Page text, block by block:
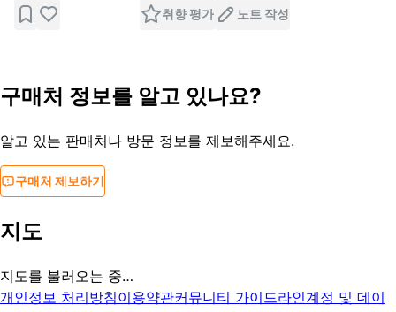
취향 평가 노트 작성
구매처 정보를 알고 있나요?
알고 있는 판매처나 방문 정보를 제보해주세요.
구매처 제보하기
지도
지도를 불러오는 중…
개인정보 처리방침이용약관커뮤니티 가이드라인계정 및 데이